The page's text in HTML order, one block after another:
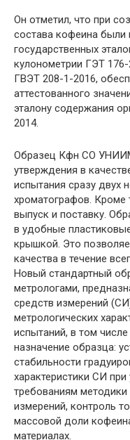
Он отметил, что при
состава кофеина были
государственных
кулонометрии ГЭТ
ГВЭТ 208-1-2016,
аттестованного
эталону содержания
2014.
Образец Кфн СО
утверждения в
испытания сразу двух
хроматографов. Кроме
выпуск и поставку.
в удобные
крышкой. Это
качества в течение
Новый стандартный
метрологами,
средств измерений
метрологических
испытаний, в том
назначение образца:
стабильности
характеристики СИ при
требованиям методики
измерений, контроль
массовой доли
материалах.